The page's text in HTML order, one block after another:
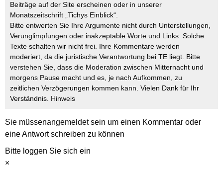
Beiträge auf der Site erscheinen oder in unserer
Monatszeitschrift „Tichys Einblick“.
Bitte entwerten Sie Ihre Argumente nicht durch Unterstellungen,
Verunglimpfungen oder inakzeptable Worte und Links. Solche
Texte schalten wir nicht frei. Ihre Kommentare werden
moderiert, da die juristische Verantwortung bei TE liegt. Bitte
verstehen Sie, dass die Moderation zwischen Mitternacht und
morgens Pause macht und es, je nach Aufkommen, zu
zeitlichen Verzögerungen kommen kann. Vielen Dank für Ihr
Verständnis. Hinweis
Sie müssenangemeldetsein um einen Kommentar oder
eine Antwort schreiben zu können
Bitte loggen Sie sich ein
×